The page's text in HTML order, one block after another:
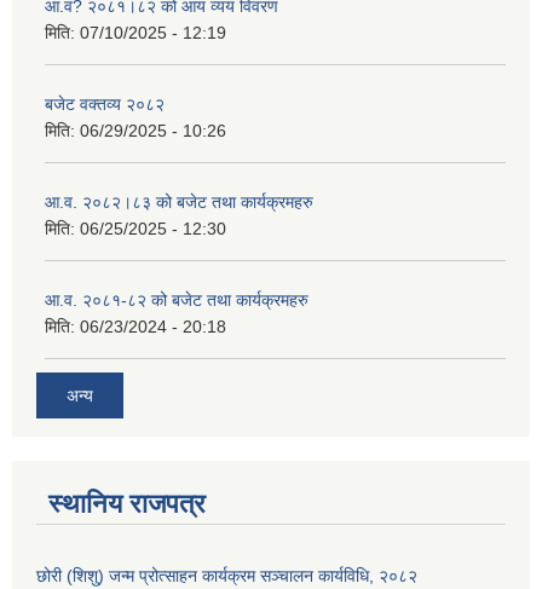
आ.व? २०८१।८२ को आय व्यय विवरण
मिति: 07/10/2025 - 12:19
बजेट वक्तव्य २०८२
मिति: 06/29/2025 - 10:26
आ.व. २०८२।८३ को बजेट तथा कार्यक्रमहरु
मिति: 06/25/2025 - 12:30
आ.व. २०८१-८२ को बजेट तथा कार्यक्रमहरु
मिति: 06/23/2024 - 20:18
अन्य
स्थानिय राजपत्र
छोरी (शिशु) जन्म प्रोत्साहन कार्यक्रम सञ्चालन कार्यविधि, २०८२